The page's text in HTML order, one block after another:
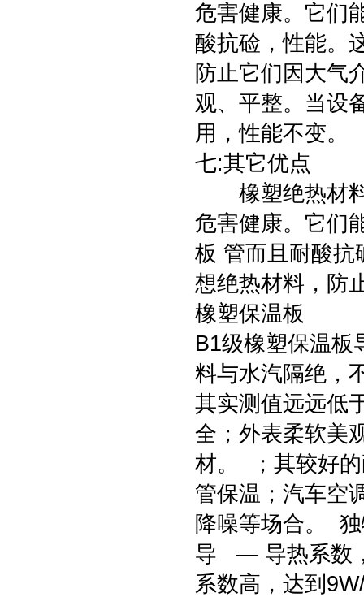
危害健康。它们
酸抗硷，性能。
防止它们因大气
观、平整。当设
用，性能不
七:其它优点
橡塑绝热材料
危害健康。它们
板 管而且耐酸抗
想绝热材料，防
橡塑保温板
B1级橡塑保温板
料与水汽隔绝，
其实测值远远低
全；外表柔软美
材。 ；其较好
管保温；汽车空
降噪等场合。
导 — 导热系数
系数高，达到